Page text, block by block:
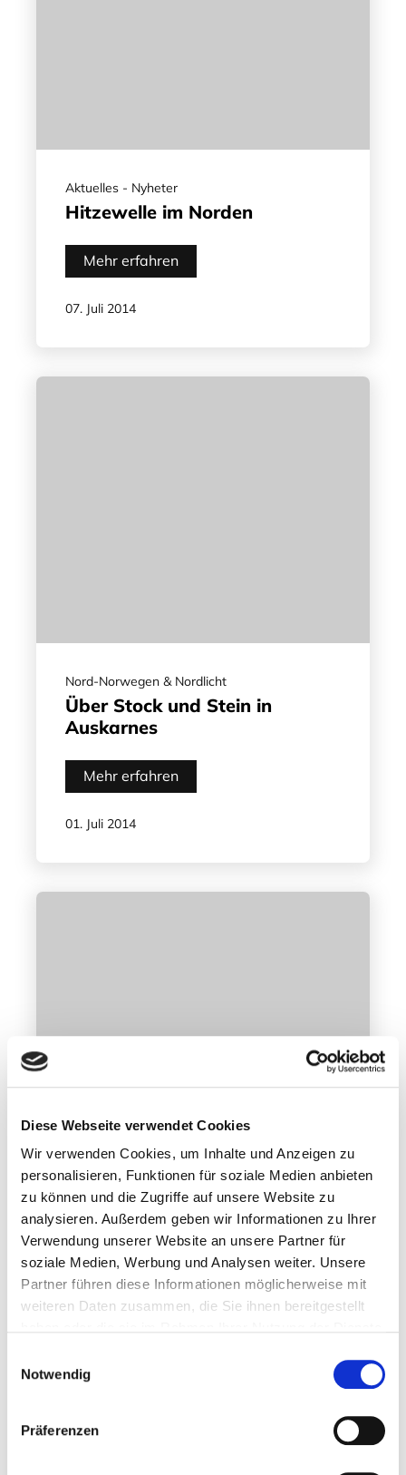
Diese Webseite verwendet Cookies
Wir verwenden Cookies, um Inhalte und Anzeigen zu
personalisieren, Funktionen für soziale Medien anbieten
zu können und die Zugriffe auf unsere Website zu
analysieren. Außerdem geben wir Informationen zu Ihrer
Verwendung unserer Website an unsere Partner für
soziale Medien, Werbung und Analysen weiter. Unsere
Partner führen diese Informationen möglicherweise mit
weiteren Daten zusammen, die Sie ihnen bereitgestellt
Notwendig
Präferenzen
Aktuelles - Nyheter
Hitzewelle im Norden
Mehr erfahren
07. Juli 2014
Nord-Norwegen & Nordlicht
Über Stock und Stein in
Auskarnes
Mehr erfahren
01. Juli 2014
Natur / Fauna / Flora / Geo
Die Bergmassive von Træna
Mehr erfahren